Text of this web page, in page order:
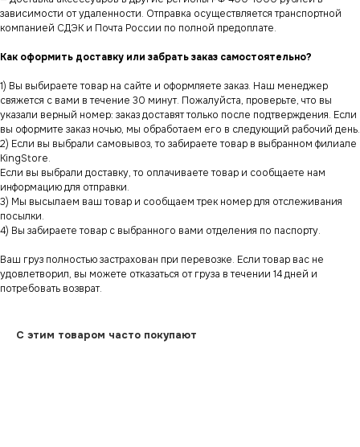
зависимости от удаленности. Отправка осуществляется транспортной
компанией СДЭК и Почта России по полной предоплате.
Как оформить доставку или забрать заказ самостоятельно?
1) Вы выбираете товар на сайте и оформляете заказ. Наш менеджер
свяжется с вами в течение 30 минут. Пожалуйста, проверьте, что вы
указали верный номер: заказ доставят только после подтверждения. Если
вы оформите заказ ночью, мы обработаем его в следующий рабочий день.
2) Если вы выбрали самовывоз, то забираете товар в выбранном филиале
KingStore.
Если вы выбрали доставку, то оплачиваете товар и сообщаете нам
информацию для отправки.
3) Мы высылаем ваш товар и сообщаем трек номер для отслеживания
посылки.
4) Вы забираете товар с выбранного вами отделения по паспорту.
Ваш груз полностью застрахован при перевозке. Если товар вас не
удовлетворил, вы можете отказаться от груза в течении 14 дней и
потребовать возврат.
С этим товаром часто покупают